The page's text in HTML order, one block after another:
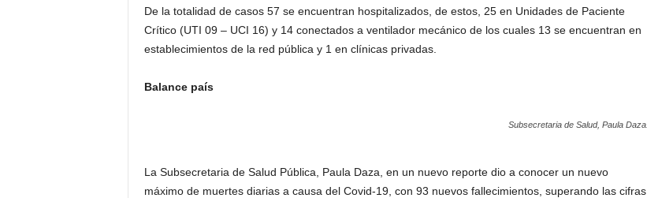
De la totalidad de casos 57 se encuentran hospitalizados, de estos, 25 en Unidades de Paciente
Crítico (UTI 09 – UCI 16) y 14 conectados a ventilador mecánico de los cuales 13 se encuentran en
establecimientos de la red pública y 1 en clínicas privadas.
Balance país
Subsecretaria de Salud, Paula Daza.
La Subsecretaria de Salud Pública, Paula Daza, en un nuevo reporte dio a conocer un nuevo
máximo de muertes diarias a causa del Covid-19, con 93 nuevos fallecimientos, superando las cifras